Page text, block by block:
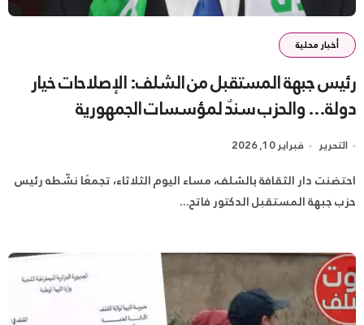
أخبار محلية
رئيس جبهة المستقبل من الشلف: الإصلاحات خيار
دولة… والحزب سندٌ لمؤسسات الجمهورية
التحرير فبراير 10, 2026
احتضنت دار الثقافة بالشلف، مساء اليوم الثلاثاء، تجمعًا نشّطه رئيس
حزب جبهة المستقبل الدكتور فاتح...